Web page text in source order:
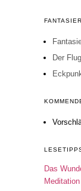
Der
Das
Meditation